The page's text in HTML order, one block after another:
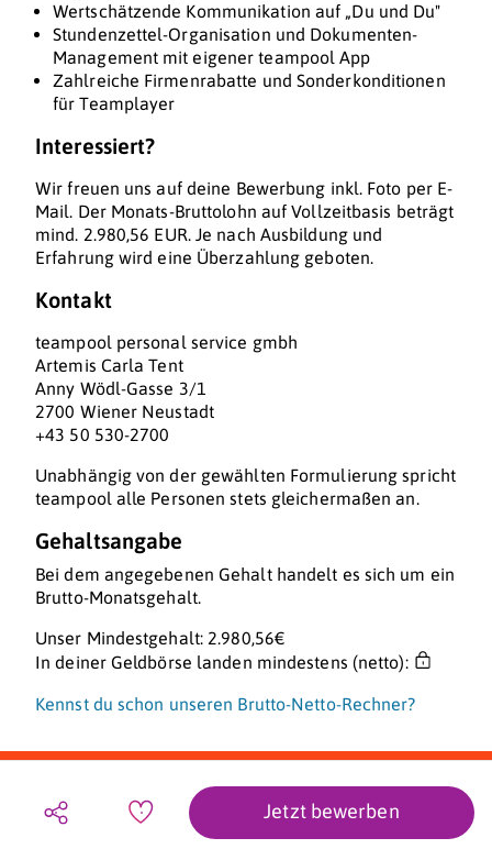
Wertschätzende Kommunikation auf „Du und Du"
Stundenzettel-Organisation und Dokumenten-
Management mit eigener teampool App
Zahlreiche Firmenrabatte und Sonderkonditionen
für Teamplayer
Interessiert?
Wir freuen uns auf deine Bewerbung inkl. Foto per E-
Mail. Der Monats-Bruttolohn auf Vollzeitbasis beträgt
mind. 2.980,56 EUR. Je nach Ausbildung und
Erfahrung wird eine Überzahlung geboten.
Kontakt
teampool personal service gmbh
Artemis Carla Tent
Anny Wödl-Gasse 3/1
2700 Wiener Neustadt
+43 50 530-2700
Unabhängig von der gewählten Formulierung spricht
teampool alle Personen stets gleichermaßen an.
Gehaltsangabe
Bei dem angegebenen Gehalt handelt es sich um ein
Brutto-Monatsgehalt.
Unser Mindestgehalt: 2.980,56€
In deiner Geldbörse landen mindestens (netto):
Kennst du schon unseren Brutto-Netto-Rechner?
Jetzt bewerben